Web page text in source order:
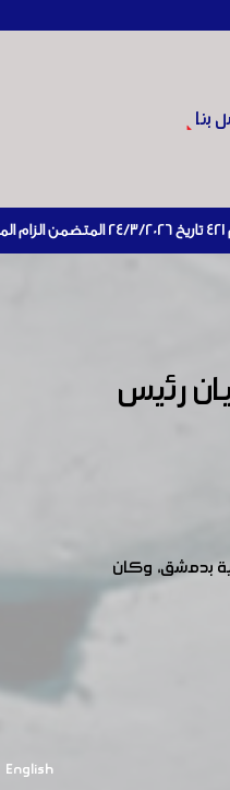
بنا
English
رئيس
بدمشق، وكان